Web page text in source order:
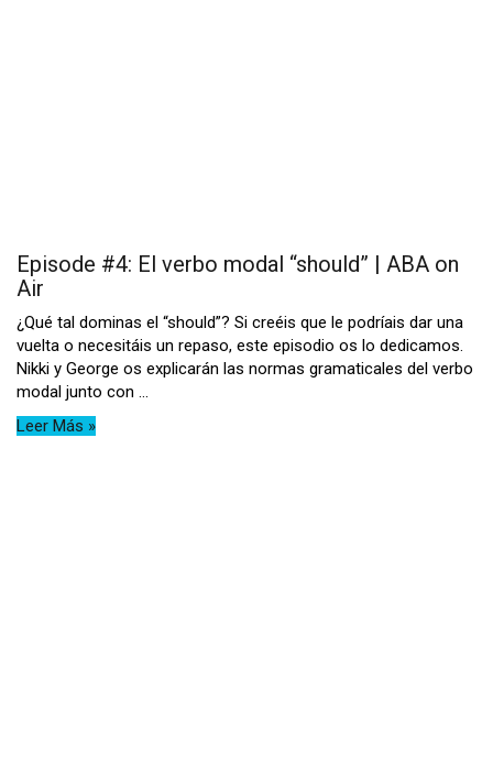
Episode #4: El verbo modal “should” | ABA on
Air
¿Qué tal dominas el “should”? Si creéis que le podríais dar una
vuelta o necesitáis un repaso, este episodio os lo dedicamos.
Nikki y George os explicarán las normas gramaticales del verbo
modal junto con ...
Leer Más »